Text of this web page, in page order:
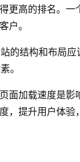
更高的排名。
户。
的结构和布局
。
面加载速度是
，提升用户体验